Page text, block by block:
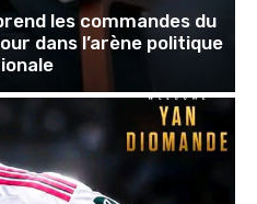
les commandes du
dans l’arène politique